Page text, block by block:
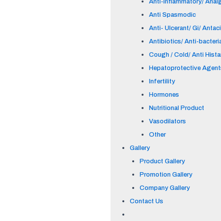
Anti Spasmodic
Anti- Ulcerant/ Gi/
Antibiotics/ Anti-
Cough / Cold/ Anti
Hepatoprotective
Infertility
Hormones
Nutritional Product
Vasodilators
Other
Gallery
Product Gallery
Promotion Gallery
Company Gallery
Contact Us